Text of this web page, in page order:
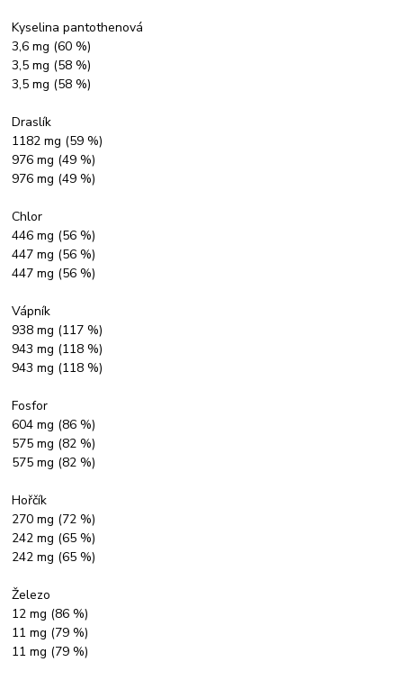
Kyselina pantothenová
3,6 mg (60 %)
3,5 mg (58 %)
3,5 mg (58 %)
Draslík
1182 mg (59 %)
976 mg (49 %)
976 mg (49 %)
Chlor
446 mg (56 %)
447 mg (56 %)
447 mg (56 %)
Vápník
938 mg (117 %)
943 mg (118 %)
943 mg (118 %)
Fosfor
604 mg (86 %)
575 mg (82 %)
575 mg (82 %)
Hořčík
270 mg (72 %)
242 mg (65 %)
242 mg (65 %)
Železo
12 mg (86 %)
11 mg (79 %)
11 mg (79 %)